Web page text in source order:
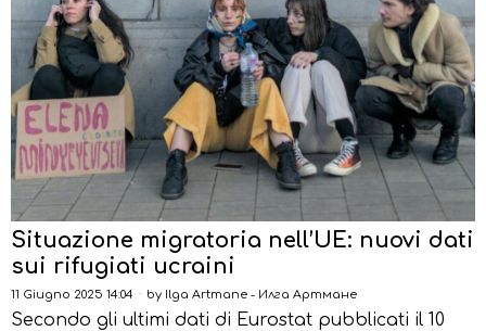
Situazione migratoria nell’UE: nuovi dati
sui rifugiati ucraini
11 Giugno 2025 14:04 by Ilga Artmane - Илга Артмане
Secondo gli ultimi dati di Eurostat pubblicati il 10